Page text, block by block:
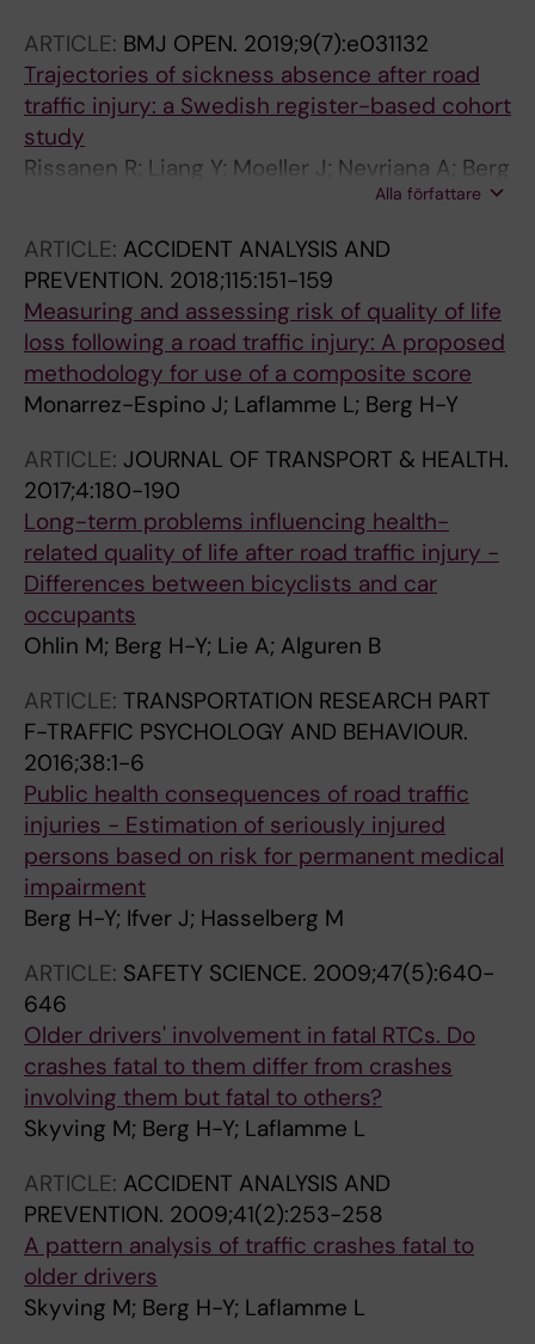
ARTICLE: BMJ OPEN. 2019;9(7):e031132
Trajectories of sickness absence after road
traffic injury: a Swedish register-based cohort
study
Rissanen R; Liang Y; Moeller J; Nevriana A; Berg
Alla författare
ARTICLE: ACCIDENT ANALYSIS AND
PREVENTION. 2018;115:151-159
Measuring and assessing risk of quality of life
loss following a road traffic injury: A proposed
methodology for use of a composite score
Monarrez-Espino J; Laflamme L; Berg H-Y
ARTICLE: JOURNAL OF TRANSPORT & HEALTH.
2017;4:180-190
Long-term problems influencing health-
related quality of life after road traffic injury -
Differences between bicyclists and car
occupants
Ohlin M; Berg H-Y; Lie A; Alguren B
ARTICLE: TRANSPORTATION RESEARCH PART
F-TRAFFIC PSYCHOLOGY AND BEHAVIOUR.
2016;38:1-6
Public health consequences of road traffic
injuries - Estimation of seriously injured
persons based on risk for permanent medical
impairment
Berg H-Y; Ifver J; Hasselberg M
ARTICLE: SAFETY SCIENCE. 2009;47(5):640-
646
Older drivers' involvement in fatal RTCs. Do
crashes fatal to them differ from crashes
involving them but fatal to others?
Skyving M; Berg H-Y; Laflamme L
ARTICLE: ACCIDENT ANALYSIS AND
PREVENTION. 2009;41(2):253-258
A pattern analysis of traffic crashes fatal to
older drivers
Skyving M; Berg H-Y; Laflamme L